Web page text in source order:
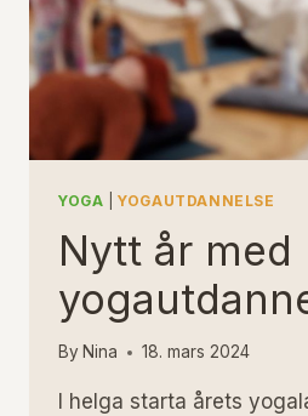
YOGA
FOR
DEG?
YOGA |YOGAUTDANNELSE
Nytt år med
By Nina 18. mars 2024
I helga starta årets